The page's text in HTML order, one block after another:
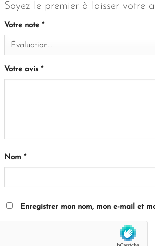
Soyez le premier à laisser votre
Votre note *
Votre avis *
Nom *
Enregistrer mon nom, mon e-mail et